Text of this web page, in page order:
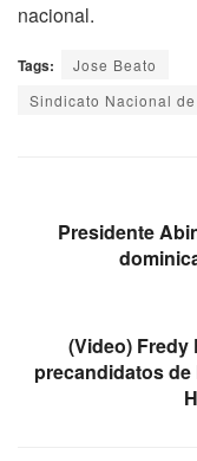
nacional.
Tags:
Jose Beato
Sindicato Nacional
Presidente
(Video) Fredy
precandidatos